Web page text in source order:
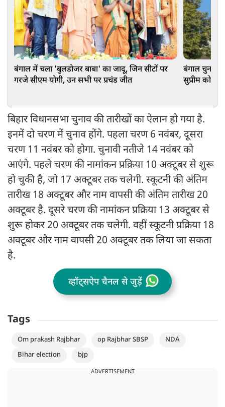
बंगाल में चला 'बुलडोजर बाबा' का जादू, जिन सीटों पर
गरजे सीएम योगी, उन सभी पर प्रचंड जीत
बंगाल चुनाव
सुप्रीम कोर्ट
बिहार विधानसभा चुनाव की तारीखों का ऐलान हो गया है.
इनमें दो चरण में चुनाव होंगे. पहला चरण 6 नवंबर, दूसरा
चरण 11 नवंबर को होगा. चुनावी नतीजे 14 नवंबर को
आएंगे. पहले चरण की नामांकन प्रक्रिया 10 अक्टूबर से शुरू
हो चुकी है, जो 17 अक्टूबर तक चलेगी. स्कूटनी की अंतिम
तारीख 18 अक्टूबर और नाम वापसी की अंतिम तारीख 20
अक्टूबर है. दूसरे चरण की नामांकन प्रक्रिया 13 अक्टूबर से
शुरू होकर 20 अक्टूबर तक चलेगी. वहीं स्कूटनी प्रक्रिया 18
अक्टूबर और नाम वापसी 20 अक्टूबर तक लिया जा सकता
है.
व्हॉट्सऐप चैनल से जुड़ें
Tags
Om prakash Rajbhar op Rajbhar SBSP
NDA
Bihar election
bjp
ADVERTISEMENT